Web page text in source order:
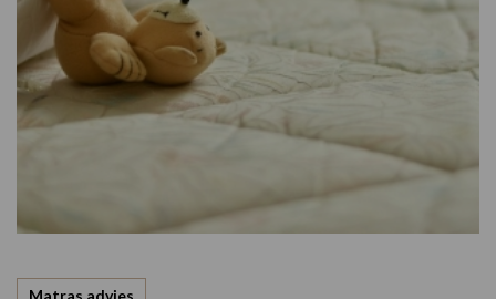
Matras advies